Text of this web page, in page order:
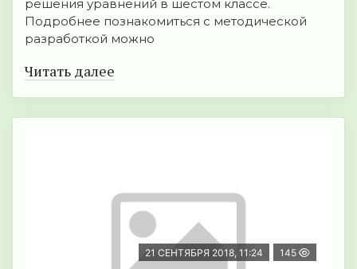
решения уравнений в шестом классе.
Подробнее познакомиться с методической
разработкой можно
Читать далее
21 СЕНТЯБРЯ 2018, 11:24 145